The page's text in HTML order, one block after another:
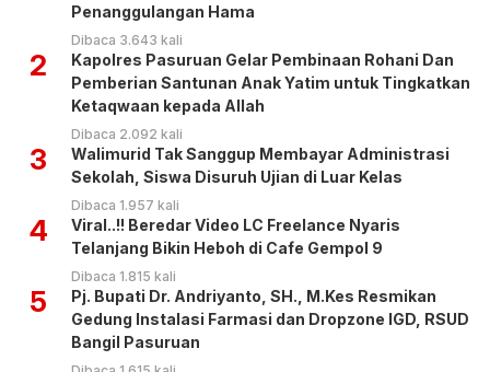
Penanggulangan Hama
Dibaca 3.643 kali
2
Kapolres Pasuruan Gelar Pembinaan Rohani Dan
Pemberian Santunan Anak Yatim untuk Tingkatkan
Ketaqwaan kepada Allah
Dibaca 2.092 kali
3
Walimurid Tak Sanggup Membayar Administrasi
Sekolah, Siswa Disuruh Ujian di Luar Kelas
Dibaca 1.957 kali
4
Viral..!! Beredar Video LC Freelance Nyaris
Telanjang Bikin Heboh di Cafe Gempol 9
Dibaca 1.815 kali
5
Pj. Bupati Dr. Andriyanto, SH., M.Kes Resmikan
Gedung Instalasi Farmasi dan Dropzone IGD, RSUD
Bangil Pasuruan